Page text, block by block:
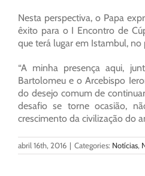
Nesta perspectiva, o Papa
êxito para o I Encontro de
que terá lugar em Istambul,
“A minha presença aqui,
Bartolomeu e o Arcebispo
do desejo comum de
desafio se torne ocasião,
crescimento da civilização do
abril 16th, 2016 | Categories: Notícias,